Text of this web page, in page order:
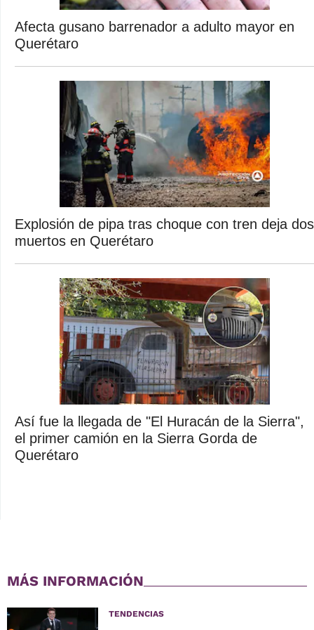
Afecta gusano barrenador a adulto mayor en
Querétaro
Explosión de pipa tras choque con tren deja dos
muertos en Querétaro
Así fue la llegada de "El Huracán de la Sierra",
el primer camión en la Sierra Gorda de
Querétaro
MÁS INFORMACIÓN
TENDENCIAS